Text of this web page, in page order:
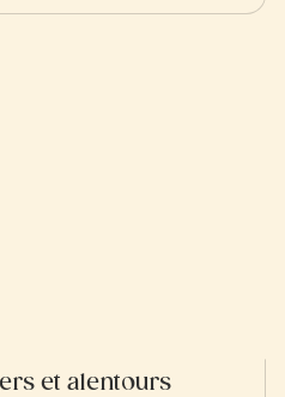
et alentours